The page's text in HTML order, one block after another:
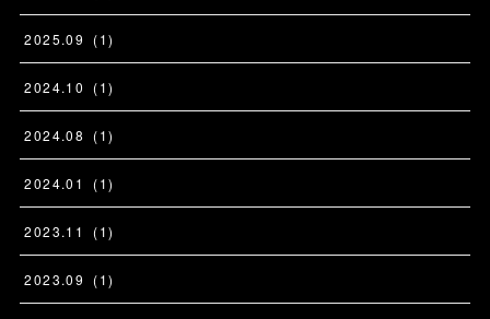
2025.09 (1)
2024.10 (1)
2024.08 (1)
2024.01 (1)
2023.11 (1)
2023.09 (1)